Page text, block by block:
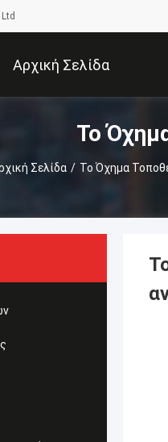
Αρχική Σελίδα
Το
Σελίδα / Το Όχημα